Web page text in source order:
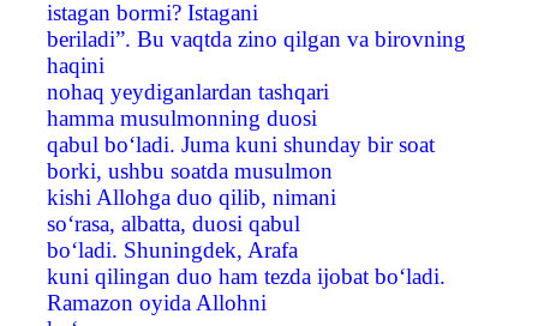
istagan bormi? Istagani
beriladi”. Bu vaqtda zino qilgan va birovning
haqini
nohaq yeydiganlardan tashqari
hamma musulmonning duosi
qabul bo‘ladi. Juma kuni shunday bir soat
borki, ushbu soatda musulmon
kishi Allohga duo qilib, nimani
so‘rasa, albatta, duosi qabul
bo‘ladi. Shuningdek, Arafa
kuni qilingan duo ham tezda ijobat bo‘ladi.
Ramazon oyida Allohni